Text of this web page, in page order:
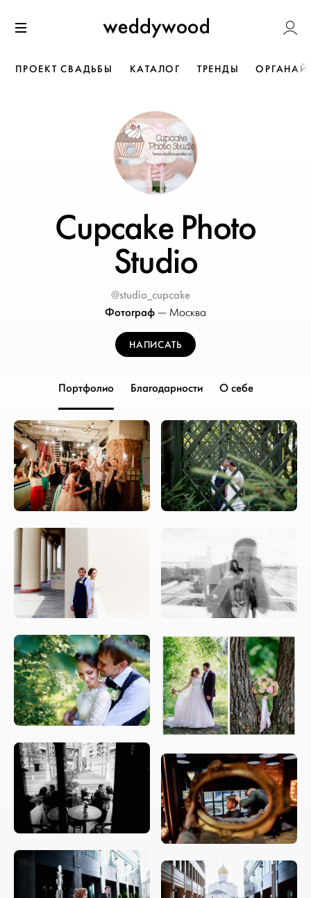
к содержанию
Weddywood
ПРОЕКТ СВАДЬБЫ КАТАЛОГ ТРЕНДЫ
Cupcake Photo
Studio
@studio_cupcake
Фотограф — Москва
НАПИСАТЬ
Портфолио Благодарности О себе